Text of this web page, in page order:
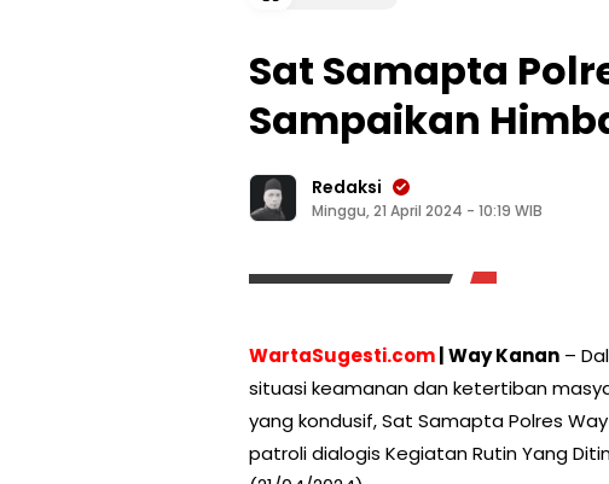
Sat Samapta
Sampaikan
Redaksi
Minggu, 21 April 2024 - 10:19 WIB
WartaSugesti.com | Way Kanan –
situasi keamanan dan ketertiban
yang kondusif, Sat Samapta Polres
patroli dialogis Kegiatan Rutin Yang